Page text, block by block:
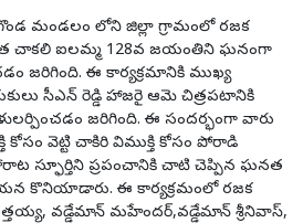
మండలం లోని జిల్లా గ్రామంలో రజక
చాకలి ఐలమ్మ 128వ జయంతిని ఘనంగా
జరిగింది. ఈ కార్యక్రమానికి ముఖ్య
సీఎన్ రెడ్డి హాజరై ఆమె చిత్రపటానికి
జరిగింది. ఈ సందర్భంగా వారు
వెట్టి చాకిరి విముక్తి కోసం పోరాడి
స్ఫూర్తిని ప్రపంచానికి చాటి చెప్పిన ఘనత
కొనియాడారు. ఈ కార్యక్రమంలో రజక
వడ్డేమాన్ మహేందర్,వడ్డేమాన్ శ్రీనివాస్,